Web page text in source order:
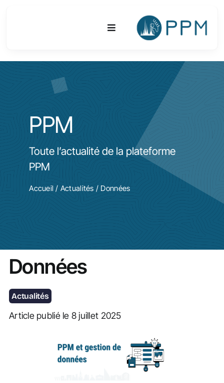
Toggle
Navigation
Equipements & Technologies
R&D
PPM
Toute l’actualité de la plateforme
PPM
Accueil / Actualités / Données
Données
Actualités
Article publié le 8 juillet 2025